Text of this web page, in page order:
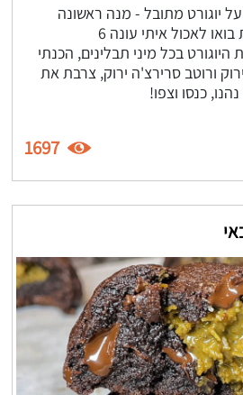
יוגורט מתובל - מנה ראשונה
חלבית שהכנתי בתוכנית בואו לאכול איתי עונה 6
בכל מיני תבלינים, הכנתי
ורוטב סרירצ'ה ירוק, צרבת את
כנסו וצפו!
1697